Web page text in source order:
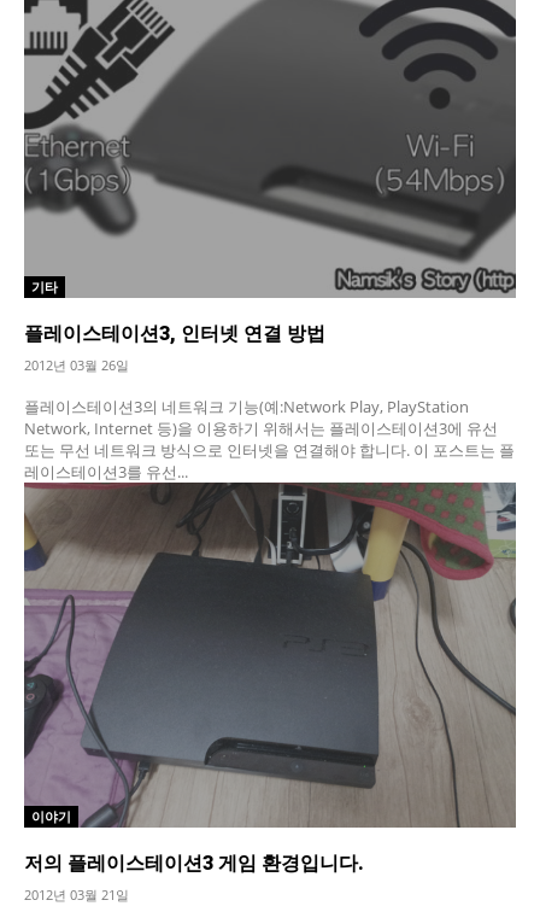
기타
플레이스테이션3, 인터넷 연결 방법
2012년 03월 26일
플레이스테이션3의 네트워크 기능(예:Network Play, PlayStation
Network, Internet 등)을 이용하기 위해서는 플레이스테이션3에 유선
또는 무선 네트워크 방식으로 인터넷을 연결해야 합니다. 이 포스트는 플
레이스테이션3를 유선...
이야기
저의 플레이스테이션3 게임 환경입니다.
2012년 03월 21일